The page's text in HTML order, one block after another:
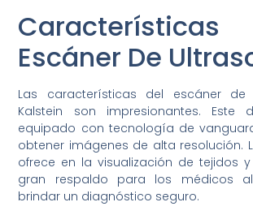
Escáner De
Las características del escáner de
Kalstein son impresionantes. Este
equipado con tecnología de
obtener imágenes de alta resolución.
ofrece en la visualización de tejidos
gran respaldo para los médicos
brindar un diagnóstico seguro.